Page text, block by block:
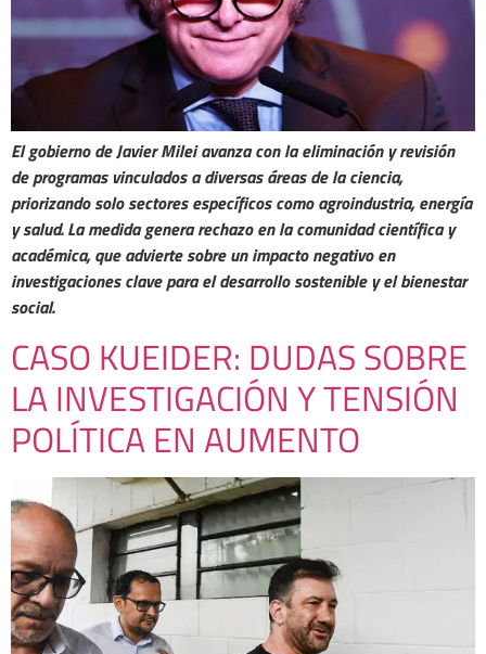
El gobierno de Javier Milei avanza con la eliminación y revisión
de programas vinculados a diversas áreas de la ciencia,
priorizando solo sectores específicos como agroindustria, energía
y salud. La medida genera rechazo en la comunidad científica y
académica, que advierte sobre un impacto negativo en
investigaciones clave para el desarrollo sostenible y el bienestar
social.
CASO KUEIDER: DUDAS SOBRE
LA INVESTIGACIÓN Y TENSIÓN
POLÍTICA EN AUMENTO